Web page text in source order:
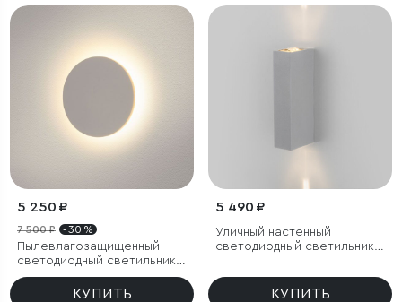
5 250 ₽
7 500 ₽ - 30 %
Пылевлагозащищенный
светодиодный светильник
Concept S белый IP54
КУПИТЬ
5 490 ₽
Уличный настенный
светодиодный светильник
КУПИТЬ